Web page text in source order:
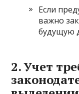
Если
важно
будущую
2. Учет